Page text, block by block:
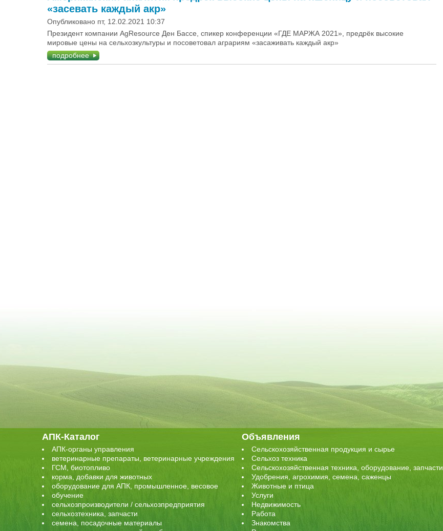
«засевать каждый акр»
Опубликовано пт, 12.02.2021 10:37
Президент компании AgResource Ден Бассе, спикер конференции «ГДЕ МАРЖА 2021», предрёк высокие
мировые цены на сельхозкультуры и посоветовал аграриям «засаживать каждый акр»
подробнее
АПК-Каталог
АПК-органы управления
ветеринарные препараты, ветеринарные учреждения
ГСМ, биотопливо
корма, добавки для животных
оборудование для АПК, промышленное, весовое
обучение
сельхозпроизводители / сельхозпредприятия
сельхозтехника, запчасти
семена, посадочные материалы
Объявления
Сельскохозяйственная продукция и сырье
Сельхоз техника
Сельскохозяйственная техника, оборудование, запчасти
Удобрения, агрохимия, семена, саженцы
Животные и птица
Услуги
Недвижимость
Работа
Знакомства